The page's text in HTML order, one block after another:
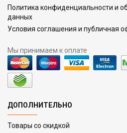
Политика конфиденциальности и
данных
Условия соглашения и публичная
Мы принимаем к оплате
ДОПОЛНИТЕЛЬНО
Товары со скидкой